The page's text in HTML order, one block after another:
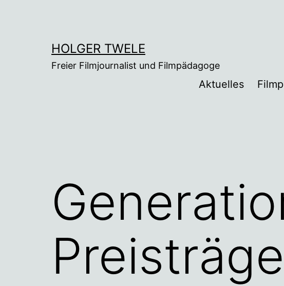
HOLGER TWELE
Freier Filmjournalist und Filmpädagoge
Aktuelles